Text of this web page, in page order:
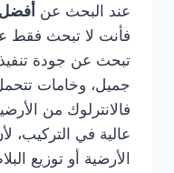
عند البحث عن
فأنت لا تبحث فقط
تبحث عن جودة
جميل، وخامات
فالانترلوك من
عالية في التركيب،
الأرضية أو توزيع